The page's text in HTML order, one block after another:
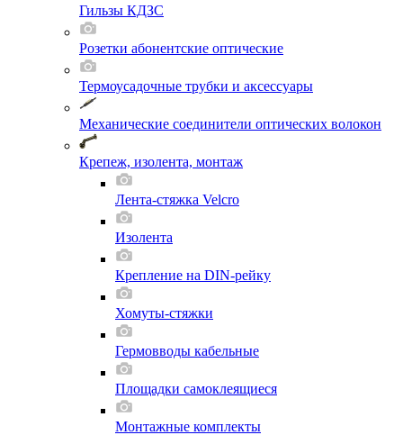
Гильзы КДЗС
Розетки абонентские оптические
Термоусадочные трубки и аксессуары
Механические соединители оптических волокон
Крепеж, изолента, монтаж
Лента-стяжка Velcro
Изолента
Крепление на DIN-рейку
Хомуты-стяжки
Гермовводы кабельные
Площадки самоклеящиеся
Монтажные комплекты